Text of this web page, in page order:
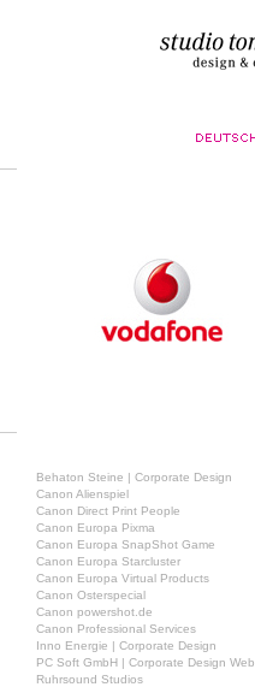
Behaton Steine | Corporate Design
Canon Alienspiel
Canon Direct Print People
Canon Europa Pixma
Canon Europa SnapShot Game
Canon Europa Starcluster
Canon Europa Virtual Products
Canon Osterspecial
Canon powershot.de
Canon Professional Services
Inno Energie | Corporate Design
PC Soft GmbH | Corporate Design Web
Ruhrsound Studios